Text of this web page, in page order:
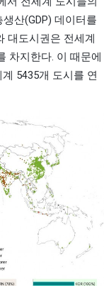
생산(GDP) 데이터를
대도시권은 전세계
차지한다. 이 때문에
5435개 도시를 연